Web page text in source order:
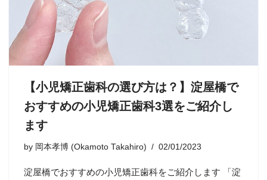
【小児矯正歯科の選び方は？】淀屋橋で
おすすめの小児矯正歯科3選をご紹介し
ます
by 岡本孝博 (Okamoto Takahiro) 02/01/2023
淀屋橋でおすすめの小児矯正歯科をご紹介します 「淀